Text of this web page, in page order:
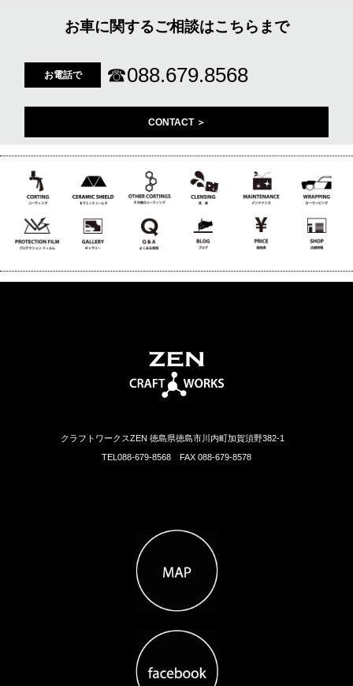
お車に関するご相談はこちらまで
お電話で ☎088.679.8568
CONTACT ＞
クラフトワークスZEN 徳島県徳島市川内町加賀須野382-1
TEL088-679-8568 FAX 088-679-8578